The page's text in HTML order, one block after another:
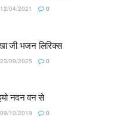
12/04/2021 0
जी भजन लिरिक्स
23/09/2025 0
नदन वन से
09/10/2019 0